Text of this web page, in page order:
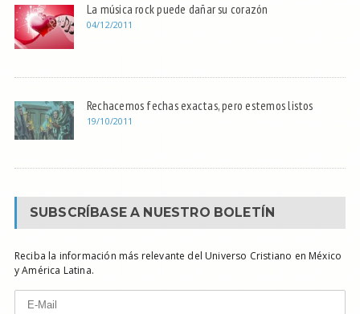
La música rock puede dañar su corazón
04/12/2011
Rechacemos fechas exactas, pero estemos listos
19/10/2011
SUBSCRÍBASE A NUESTRO BOLETÍN
Reciba la información más relevante del Universo Cristiano en México
y América Latina.